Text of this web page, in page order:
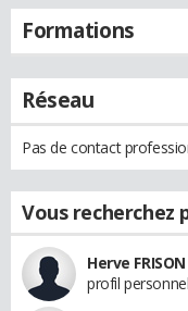
Formations
Réseau
Pas de contact
Vous recherchez
Herve FRISON
profil